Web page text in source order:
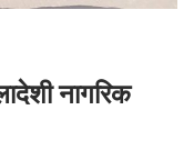
नागरिक